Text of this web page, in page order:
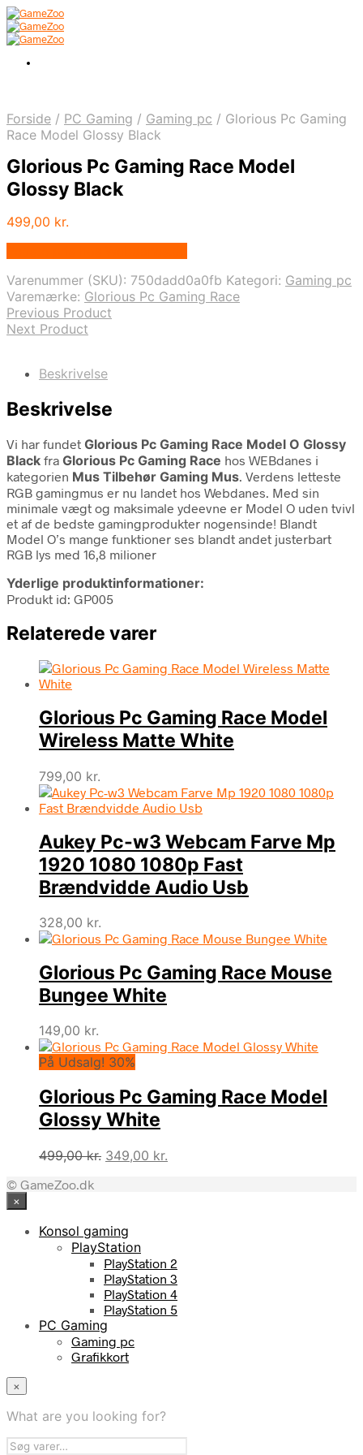
Forside / PC Gaming / Gaming pc / Glorious Pc Gaming
Race Model Glossy Black
Glorious Pc Gaming Race Model
Glossy Black
499,00 kr.
Varenummer (SKU): 750dadd0a0fb Kategori: Gaming pc
Varemærke: Glorious Pc Gaming Race
Previous Product
Next Product
Beskrivelse
Beskrivelse
Vi har fundet Glorious Pc Gaming Race Model O Glossy
Black fra Glorious Pc Gaming Race hos WEBdanes i
kategorien Mus Tilbehør Gaming Mus. Verdens letteste
RGB gamingmus er nu landet hos Webdanes. Med sin
minimale vægt og maksimale ydeevne er Model O uden tvivl
et af de bedste gamingprodukter nogensinde! Blandt
Model O’s mange funktioner ses blandt andet justerbart
RGB lys med 16,8 milioner
Yderlige produktinformationer:
Produkt id: GP005
Relaterede varer
Glorious Pc Gaming Race Model
Wireless Matte White
799,00 kr.
Aukey Pc-w3 Webcam Farve Mp
1920 1080 1080p Fast
Brændvidde Audio Usb
328,00 kr.
Glorious Pc Gaming Race Mouse
Bungee White
149,00 kr.
På Udsalg! 30%
Glorious Pc Gaming Race Model
Glossy White
499,00kr. Den
349,00 kr.
© GameZoo.dk
×
Konsol gaming
PlayStation
PlayStation 2
PlayStation 3
PlayStation 4
PlayStation 5
PC Gaming
Gaming pc
Grafikkort
×
What are you looking for?